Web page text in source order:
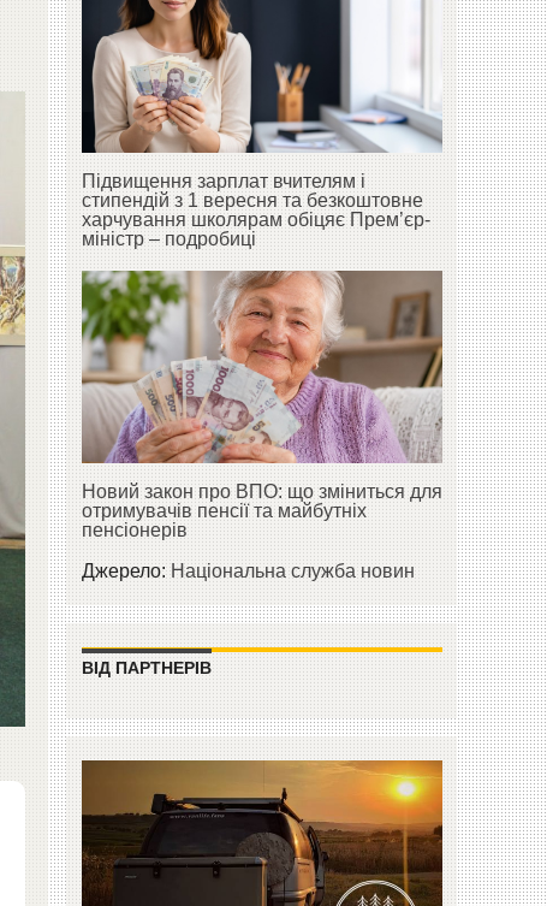
Підвищення зарплат вчителям і
стипендій з 1 вересня та безкоштовне
харчування школярам обіцяє Прем’єр-
міністр – подробиці
Новий закон про ВПО: що зміниться для
отримувачів пенсії та майбутніх
пенсіонерів
Джерело:Національна служба новин
ВІД ПАРТНЕРІВ